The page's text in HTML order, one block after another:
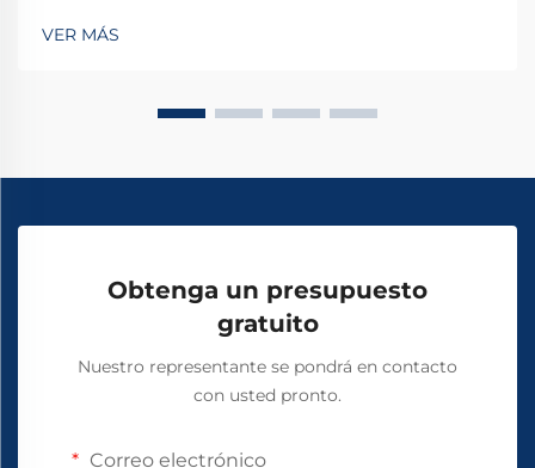
VER MÁS
Obtenga un presupuesto
gratuito
Nuestro representante se pondrá en contacto
con usted pronto.
Correo electrónico